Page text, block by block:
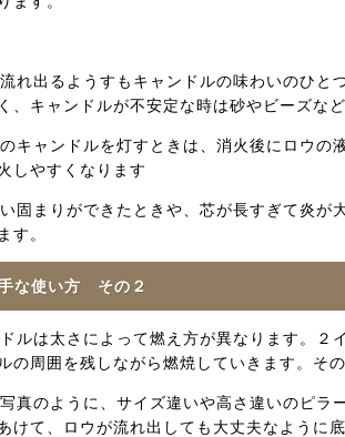
れ出るようすもキャンドルの味わいのひと
、キャンドルが不安定な時は砂やビーズな
キャンドルを灯すときは、消火後にロウの
しやすくなります
固まりができたときや、芯が長すぎて炎が
す。
な使い方 その２
ルは太さによって燃え方が異なります。２
の周囲を残しながら燃焼していきます。そ
真のように、サイズ違いや高さ違いのピラ
けて、ロウが流れ出しても大丈夫なように